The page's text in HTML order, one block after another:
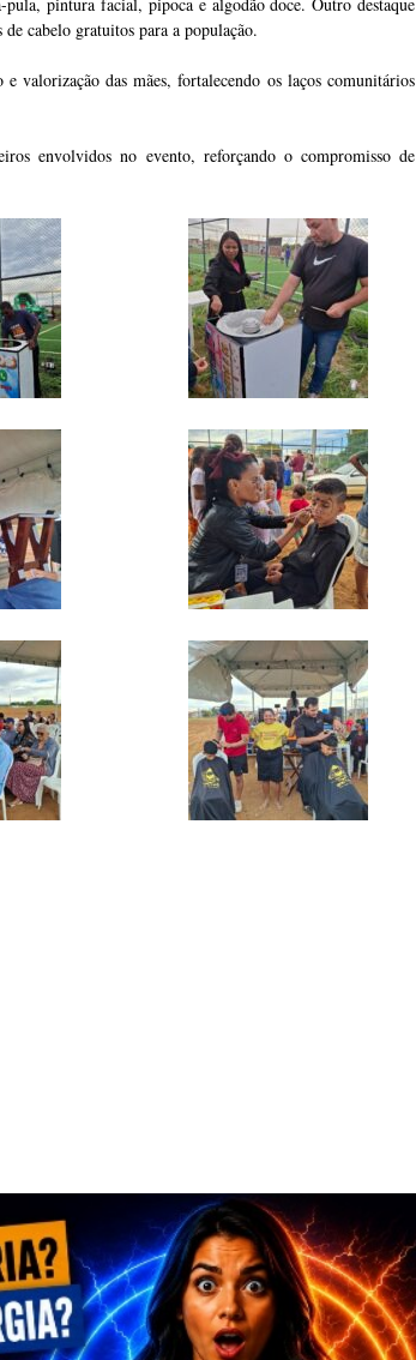
cabelo gratuitos para a população.
valorização das mães, fortalecendo os laços comunitários
envolvidos no evento, reforçando o compromisso de